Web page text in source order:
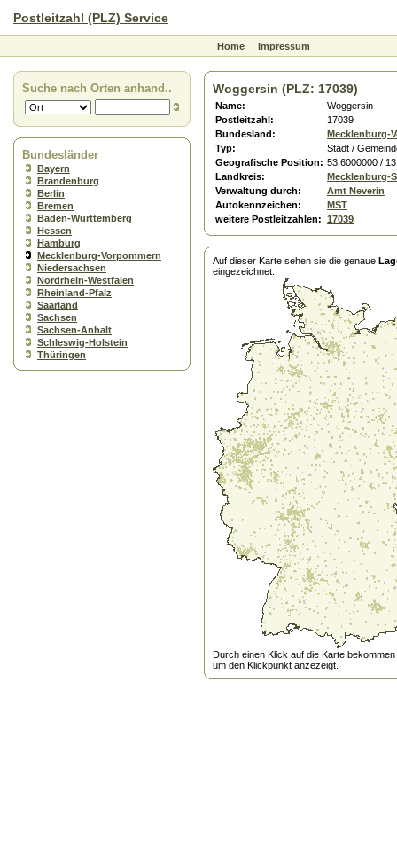
Postleitzahl (PLZ) Service
Home Impressum
Suche nach Orten anhand..
Bundesländer
Bayern
Brandenburg
Berlin
Bremen
Baden-Württemberg
Hessen
Hamburg
Mecklenburg-Vorpommern
Niedersachsen
Nordrhein-Westfalen
Rheinland-Pfalz
Saarland
Sachsen
Sachsen-Anhalt
Schleswig-Holstein
Thüringen
Woggersin (PLZ: 17039)
Name:
Woggersin
Postleitzahl:
17039
Bundesland:
Mecklenburg-
Typ:
Stadt /
Geografische Position: 53.6000000 /
Landkreis:
Mecklenburg-
Verwaltung durch:
Amt Neverin
Autokennzeichen:
MST
weitere Postleitzahlen: 17039
Auf dieser Karte sehen sie die genaue
eingezeichnet.
Durch einen Klick auf die Karte
um den Klickpunkt anzezeigt.